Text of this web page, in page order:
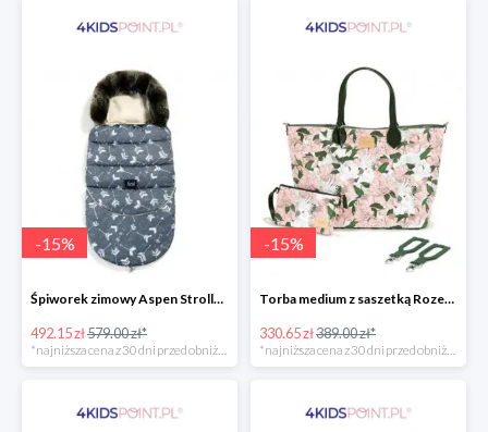
-15%
Śpiworek zimowy Aspen Stroller Bag Combo Boho Royal Arrows Dark & Rafaello La Millou -15%
492.15 zł579.00 zł*
*najniższa cena z 30 dni przed obniżką
-15%
Torba medium z saszetką Rozenek Lady Peony Premium Zip La Millou -15%
330.65 zł389.00 zł*
*najniższa cena z 30 dni przed obniżką